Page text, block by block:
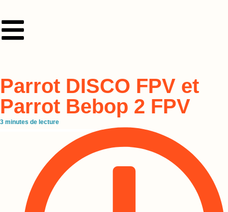
Parrot DISCO FPV et
Parrot Bebop 2 FPV
3 minutes de lecture